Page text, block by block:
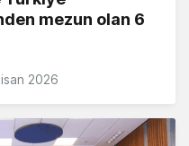
mezun olan 6
2026